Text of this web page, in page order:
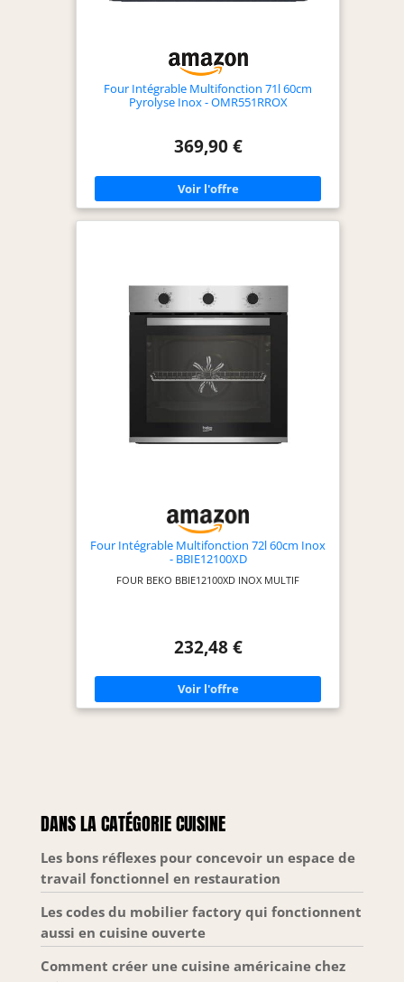
Four Intégrable Multifonction 71l 60cm
Pyrolyse Inox - OMR551RROX
369,90 €
Four Intégrable Multifonction 72l 60cm Inox
- BBIE12100XD
FOUR BEKO BBIE12100XD INOX MULTIF
232,48 €
DANS LA CATÉGORIE CUISINE
Les bons réflexes pour concevoir un espace de
travail fonctionnel en restauration
Les codes du mobilier factory qui fonctionnent
aussi en cuisine ouverte
Comment créer une cuisine américaine chez